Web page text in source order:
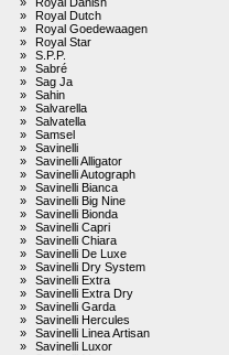
»
Royal Dutch
»
Royal Goedewaagen
»
Royal Star
»
S.P.P.
»
Sabré
»
Sag Ja
»
Sahin
»
Salvarella
»
Salvatella
»
Samsel
»
Savinelli
»
Savinelli Alligator
»
Savinelli Autograph
»
Savinelli Bianca
»
Savinelli Big Nine
»
Savinelli Bionda
»
Savinelli Capri
»
Savinelli Chiara
»
Savinelli De Luxe
»
Savinelli Dry System
»
Savinelli Extra
»
Savinelli Extra Dry
»
Savinelli Garda
»
Savinelli Hercules
»
Savinelli Linea Artisan
»
Savinelli Luxor